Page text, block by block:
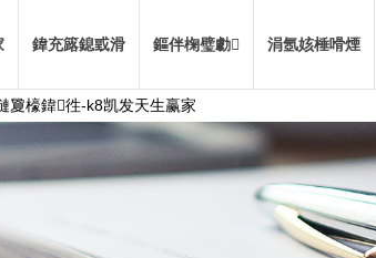
夐檺鍏徃-k8凯发天生赢家
鍏充簬鎴戜滑 鏂伴椈璧勮 涓氬姟棰嗗煙